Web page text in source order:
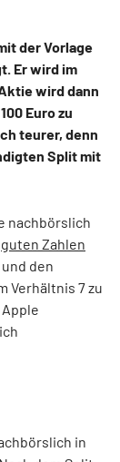
der Vorlage
Er wird im
wird dann
Euro zu
teurer, denn
Split mit
nachbörslich
guten Zahlen
und den
Verhältnis 7 zu
in